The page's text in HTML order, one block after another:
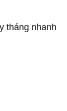
tháng nhanh